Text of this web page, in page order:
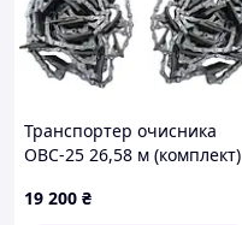
Транспортер очисника
ОВС-25 26,58 м (комплект)
19 200 ₴